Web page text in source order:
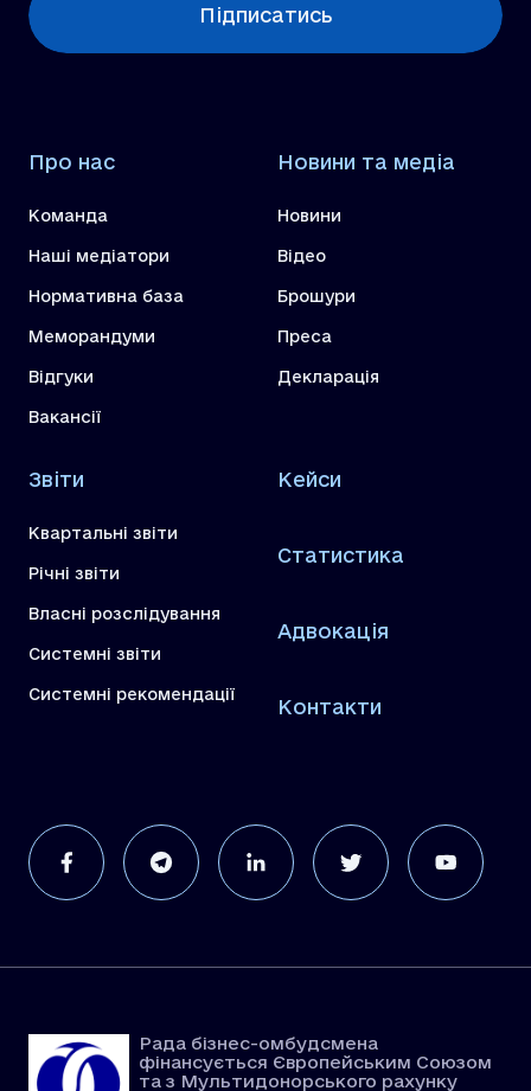
Підписатись
Про нас
Команда
Наші медіатори
Нормативна база
Меморандуми
Відгуки
Вакансії
Новини та медіа
Новини
Відео
Брошури
Преса
Декларація
Звіти
Квартальні звіти
Річні звіти
Власні розслідування
Системні звіти
Системні рекомендації
Кейси
Статистика
Адвокація
Контакти
Рада бізнес-омбудсмена
фінансується Європейським Союзом
та з Мультидонорського рахунку